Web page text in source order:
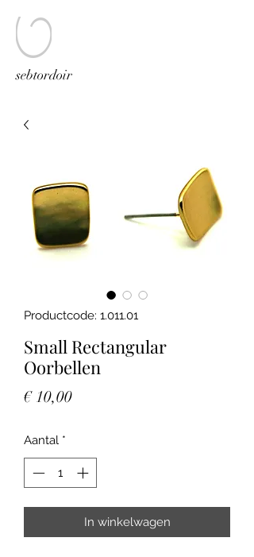
sebtordoir
Productcode: 1.011.01
Small Rectangular
Oorbellen
€ 10,00Prijs
Aantal *
In winkelwagen